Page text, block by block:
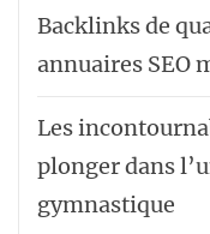
Backlinks de
annuaires SEO
Les
plonger dans
gymnastique